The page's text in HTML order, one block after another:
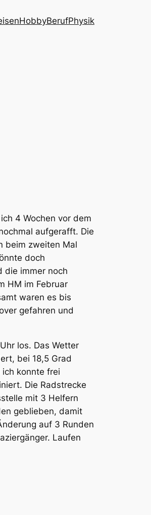
HobbyBerufPhysik
4 Wochen vor dem
aufgerafft. Die
beim zweiten Mal
doch
die immer noch
HM im Februar
waren es bis
gefahren und
los. Das Wetter
bei 18,5 Grad
konnte frei
Die Radstrecke
mit 3 Helfern
geblieben, damit
auf 3 Runden
Laufen